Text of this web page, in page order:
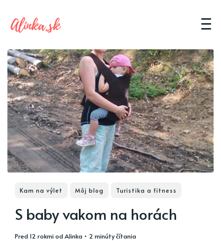
Kam na výlet Môj blog Turistika a fitness
S baby vakom na horách
pred 12 rokmiodAlinka • 2 minúty čítania